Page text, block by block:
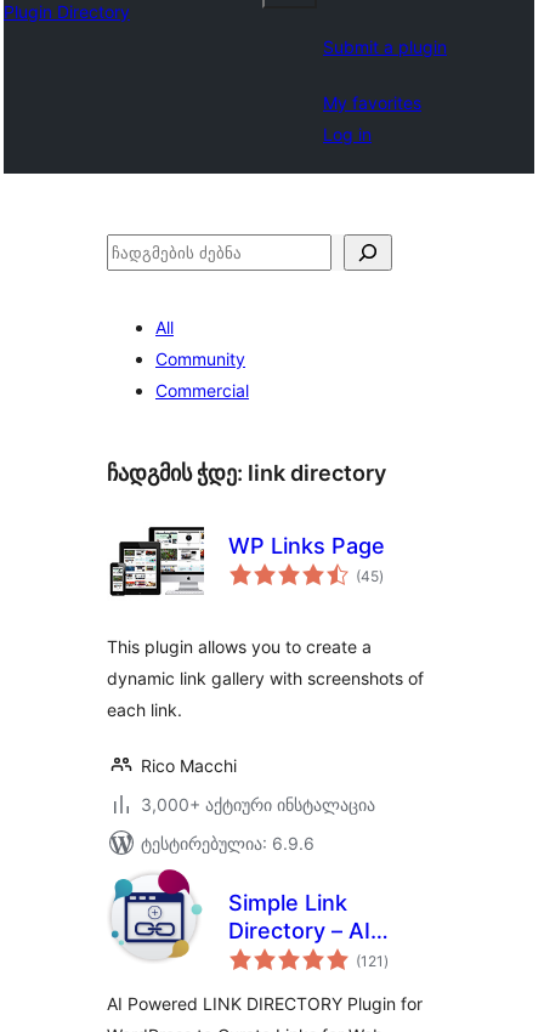
Plugin Directory
Submit a plugin
My favorites
Log in
ძებნა
All
Community
Commercial
ჩადგმის ჭდე: link directory
WP Links Page
(45საერთო
რეიტინგი
)
This plugin allows you to create a
dynamic link gallery with screenshots of
each link.
Rico Macchi
3,000+ აქტიური ინსტალაცია
ტესტირებულია: 6.9.6
Simple Link
Directory – AI
Powered
(121 საერთო
რეიტინგი
)
AI Powered LINK DIRECTORY Plugin for